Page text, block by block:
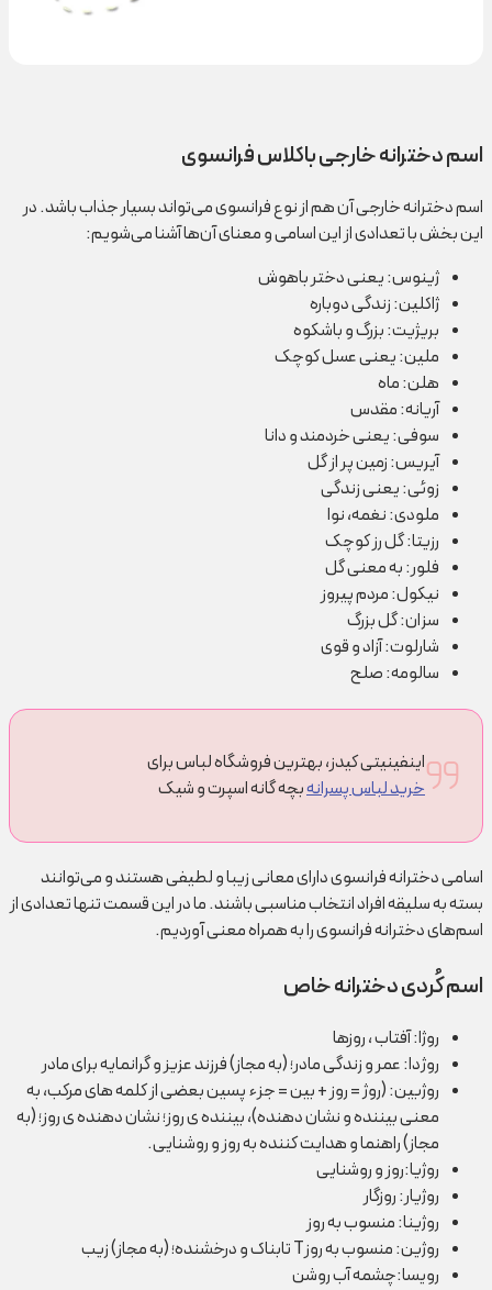
اسم دخترانه خارجی باکلاس فرانسوی
اسم دخترانه خارجی آن هم از نوع فرانسوی می‌تواند بسیار جذاب باشد. در
این بخش با تعدادی از این اسامی و معنای آن‌ها آشنا می‌شویم:
ژینوس: یعنی دختر باهوش
ژاکلین: زندگی دوباره
بریژیت: بزرگ و با‎شکوه
ملین: یعنی عسل کوچک
هلن: ماه
آریانه: مقدس
سوفی: یعنی خردمند و دانا
آیریس: زمین پر از گل
زوئی: یعنی زندگی
ملودی: نغمه، نوا
رزیتا: گل رز کوچک
فلور: به معنی گل
نیکول: مردم پیروز
سزان: گل بزرگ
شارلوت: آزاد و قوی
سالومه: صلح
اینفینیتی کیدز، بهترین فروشگاه لباس برای
خرید لباس پسرانهبچه گانه اسپرت و شیک
اسامی دخترانه فرانسوی دارای معانی زیبا و لطیفی هستند و می‌توانند
بسته به سلیقه افراد انتخاب مناسبی باشند. ما در این قسمت تنها تعدادی از
اسم‌های دخترانه فرانسوی را به همراه معنی آوردیم.
اسم کُردی دخترانه خاص
روژا: آفتاب ، روزها
روژدا: عمر و زندگی مادر؛ (به مجاز) فرزند عزیز و گرانمایه برای مادر
روژبین: (روژ = روز + بین = جزء پسین بعضی از کلمه های مرکب، به
معنی بیننده و نشان دهنده)، بیننده ی روز؛ نشان دهنده ی روز؛ (به
مجاز) راهنما و هدایت کننده به روز و روشنایی.
روژیا:روز و روشنایی
روژیار: روزگار
روژینا: منسوب به روز
روژین: منسوب به روزT تابناک و درخشنده؛ (به مجاز) زیب
رویسا:چشمه آب روشن